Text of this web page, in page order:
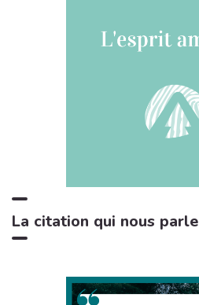
La citation qui nous parle